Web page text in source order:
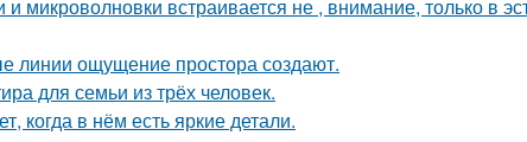
микроволновки встраивается не , внимание, только в
линии ощущение простора создают.
для семьи из трёх человек.
когда в нём есть яркие детали.